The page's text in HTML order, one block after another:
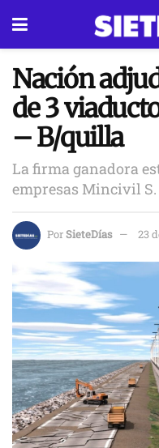
Nación
de 3
– B/quilla
La firma ganadora
empresas Mincivil S.
PorSieteDías 23